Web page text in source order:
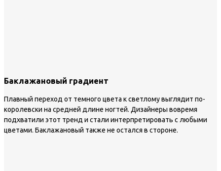
Баклажановый градиент
Плавный переход от темного цвета к светлому выглядит по-
королевски на средней длине ногтей. Дизайнеры вовремя
подхватили этот тренд и стали интерпретировать с любыми
цветами. Баклажановый также не остался в стороне.